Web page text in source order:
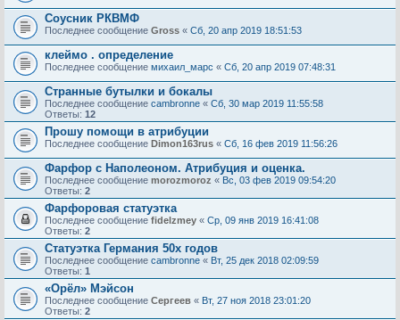
Соусник РКВМФ
Последнее сообщение Gross « Сб, 20 апр 2019 18:51:53
клеймо . определение
Последнее сообщение михаил_марс « Сб, 20 апр 2019 07:48:31
Странные бутылки и бокалы
Последнее сообщение cambronne « Сб, 30 мар 2019 11:55:58
Ответы: 12
Прошу помощи в атрибуции
Последнее сообщение Dimon163rus « Сб, 16 фев 2019 11:56:26
Фарфор с Наполеоном. Атрибуция и оценка.
Последнее сообщение morozmoroz « Вс, 03 фев 2019 09:54:20
Ответы: 2
Фарфоровая статуэтка
Последнее сообщение fidelzmey « Ср, 09 янв 2019 16:41:08
Ответы: 2
Статуэтка Германия 50х годов
Последнее сообщение cambronne « Вт, 25 дек 2018 02:09:59
Ответы: 1
«Орёл» Мэйсон
Последнее сообщение Сергеев « Вт, 27 ноя 2018 23:01:20
Ответы: 2